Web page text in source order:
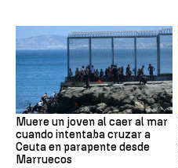
Muere un joven al caer al mar
cuando intentaba cruzar a
Ceuta en parapente desde
Marruecos